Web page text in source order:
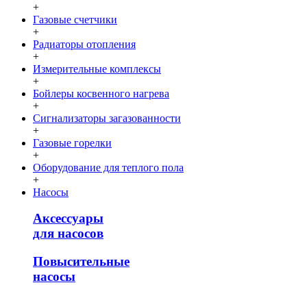
+
Газовые счетчики
+
Радиаторы отопления
+
Измерительные комплексы
+
Бойлеры косвенного нагрева
+
Сигнализаторы загазованности
+
Газовые горелки
+
Оборудование для теплого пола
+
Насосы
Аксессуары
для насосов
Повысительные
насосы